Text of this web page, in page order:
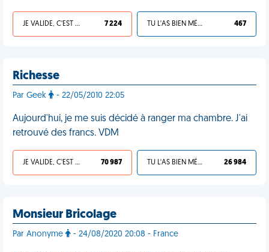
JE VALIDE, C'EST UNE VDM 7 224 TU L'AS BIEN MÉRITÉ 467
Richesse
Par Geek - 22/05/2010 22:05
Aujourd'hui, je me suis décidé à ranger ma chambre. J'ai
retrouvé des francs. VDM
JE VALIDE, C'EST UNE VDM 70 987 TU L'AS BIEN MÉRITÉ 26 984
Monsieur Bricolage
Par Anonyme - 24/08/2020 20:08 - France